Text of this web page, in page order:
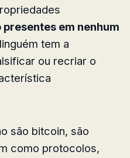
presentes em nenhum
tem a
ou recriar o
são bitcoin, são
como protocolos,